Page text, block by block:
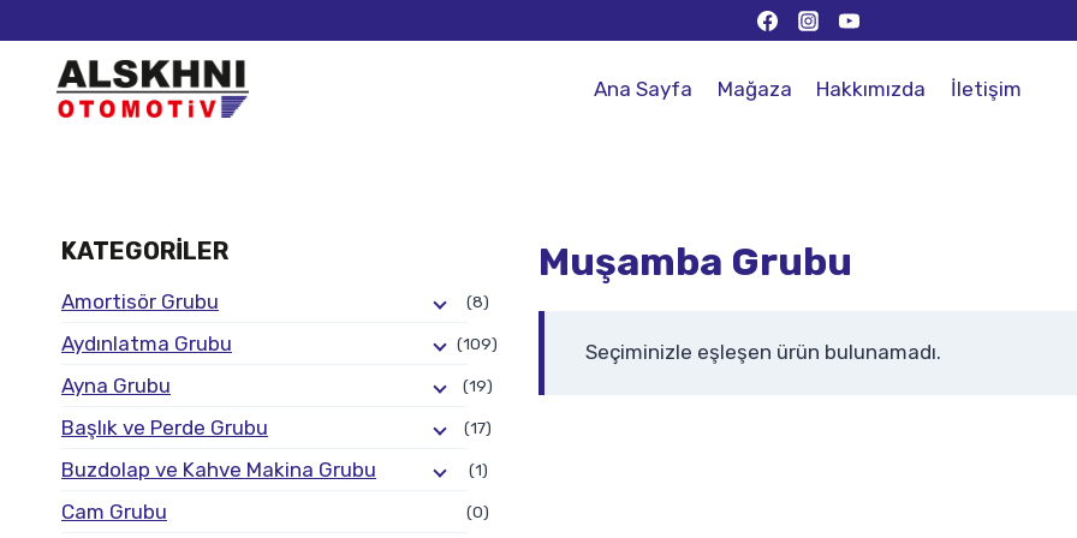
Ana Sayfa Mağaza Hakkımızda İletişim
Muşamba Grubu
Seçiminizle eşleşen ürün bulunamadı.
KATEGORILER
Amortisör Grubu (8)
Aydınlatma Grubu (109)
Ayna Grubu (19)
Başlık ve Perde Grubu (17)
Buzdolap ve Kahve Makina Grubu (1)
Cam Grubu (0)